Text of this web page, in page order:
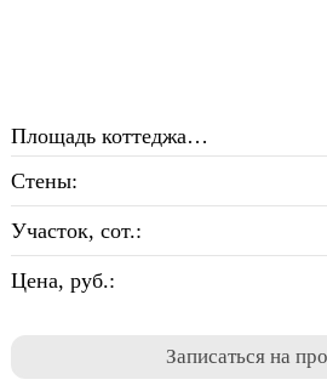
Площадь коттеджа, м
Стены:
Участок, сот.:
Цена, руб.:
Записаться на